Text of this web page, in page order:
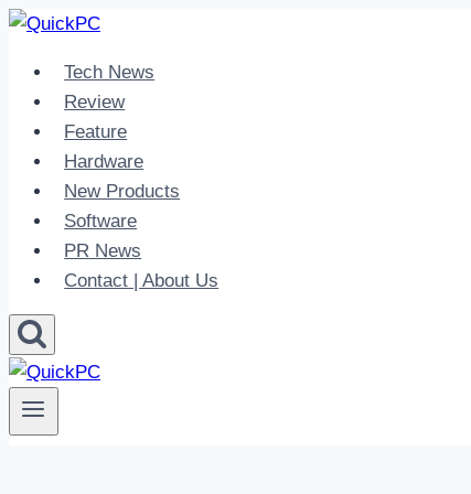
Skip
contentTech News
Review
Feature
Hardware
New Products
Software
PR News
Contact | About Us